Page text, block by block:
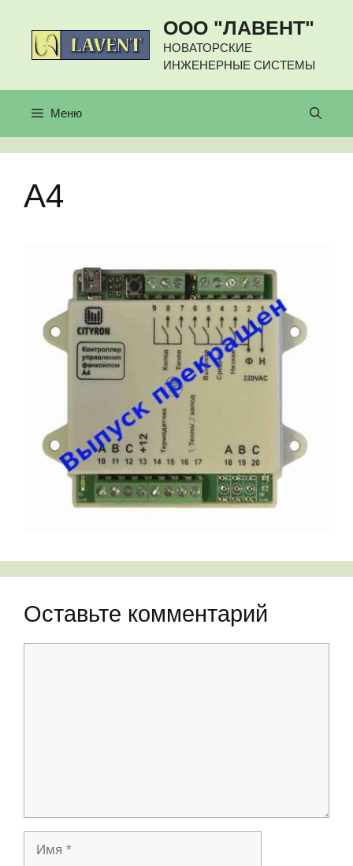
содержимому
ООО "ЛАВЕНТ"
НОВАТОРСКИЕ
ИНЖЕНЕРНЫЕ СИСТЕМЫ
Меню
A4
Оставьте комментарий